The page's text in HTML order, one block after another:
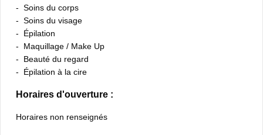
Soins du corps
Soins du visage
Épilation
Maquillage / Make Up
Beauté du regard
Épilation à la cire
Horaires d'ouverture :
Horaires non renseignés